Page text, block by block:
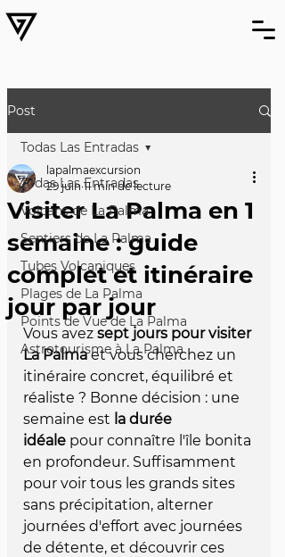
Post
Todas Las Entradas
Volcans de La Palma
Sentiers de La Palma
Tubes Volcaniques
Plages de La Palma
Points de Vue de La Palma
Astrotourisme à La Palma
Todas Las Entradas
Visiter La Palma en 1
semaine : guide
complet et itinéraire
jour par jour
lapalmaexcursion
29 juin 11 min de lecture
Vous avez sept jours pour visiter
La Palma et vous cherchez un
itinéraire concret, équilibré et
réaliste ? Bonne décision : une
semaine est la durée
idéale pour connaître l'île bonita
en profondeur. Suffisamment
pour voir tous les grands sites
sans précipitation, alterner
journées d'effort avec journées
de détente, et découvrir ces